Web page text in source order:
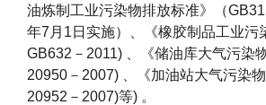
油炼制工业污染物排放标准》（
年7月1日实施）、《橡胶制品工业污
GB632－2011) 、《储油库大气污染
20950－2007) 、《加油站大气污染
20952－2007)等) 。